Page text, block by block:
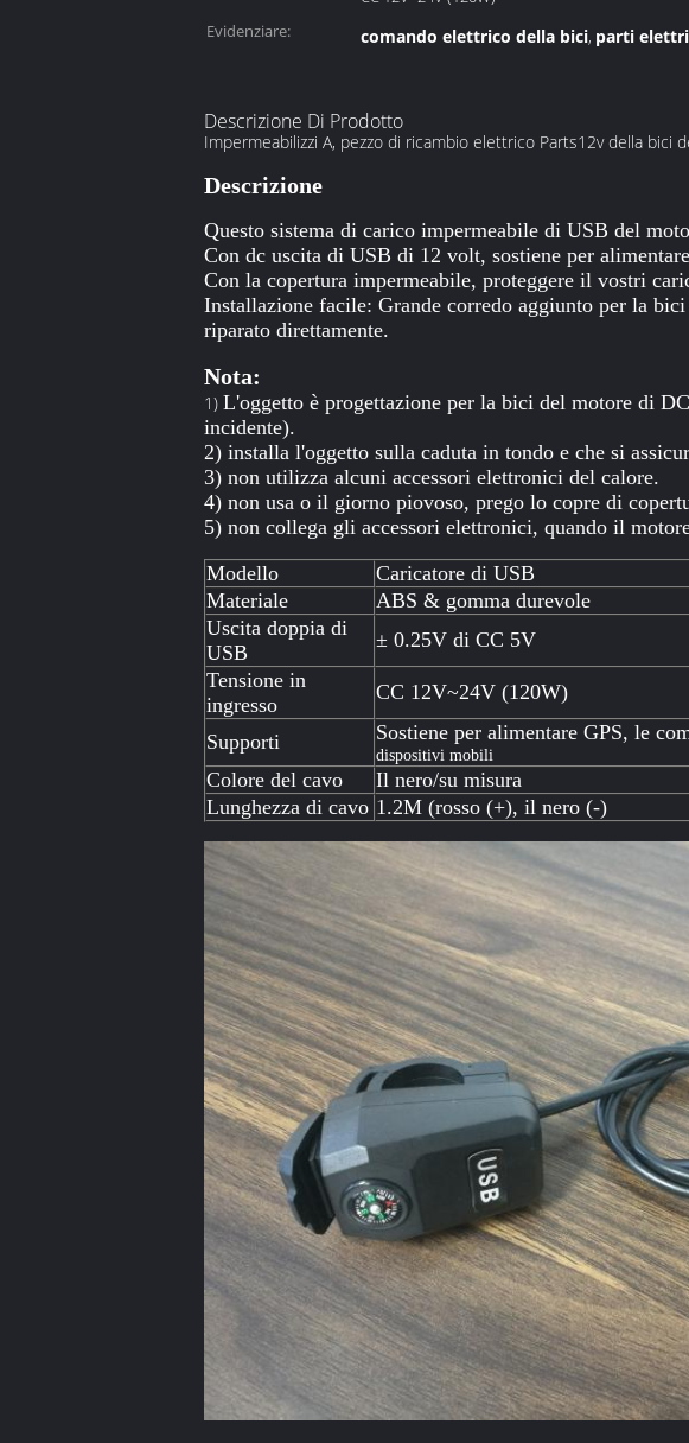
Evidenziare:
comando elettrico della bici, parti
Descrizione Di Prodotto
Impermeabilizzi A, pezzo di ricambio elettrico Parts12v della bici
Descrizione
Questo sistema di carico impermeabile di USB del
Con dc uscita di USB di 12 volt, sostiene per
Con la copertura impermeabile, proteggere il vostri
Installazione facile: Grande corredo aggiunto per la
riparato direttamente.
Nota:
1) L'oggetto è progettazione per la bici del motore di
incidente).
2) installa l'oggetto sulla caduta in tondo e che si
3) non utilizza alcuni accessori elettronici del calore.
4) non usa o il giorno piovoso, prego lo copre di
5) non collega gli accessori elettronici, quando il
Modello
Caricatore di USB
Materiale
ABS & gomma durevole
Uscita doppia di
USB
± 0.25V di CC 5V
Tensione in
ingresso
CC 12V~24V (120W)
Supporti Sostiene per alimentare GPS, le
dispositivi mobili
Colore del cavo
Il nero/su misura
Lunghezza di cavo 1.2M (rosso (+), il nero (-)